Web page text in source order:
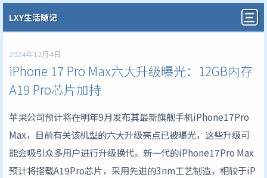
LXY生活随记
2024年12月4日
iPhone 17 Pro Max六大升级曝光：12GB内存
A19 Pro芯片加持
苹果公司预计将在明年9月发布其最新旗舰手机iPhone17Pro
Max，目前有关该机型的六大升级亮点已被曝光，这些升级可
能会吸引众多用户进行升级换代。新一代的iPhone17Pro Max
预计将搭载A19Pro芯片，采用先进的3nm工艺制造，相较于iP